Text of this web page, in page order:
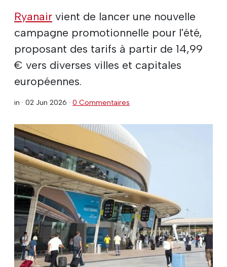
Ryanair vient de lancer une nouvelle
campagne promotionnelle pour l'été,
proposant des tarifs à partir de 14,99
€ vers diverses villes et capitales
européennes.
in · 02 Jun 2026 · 0 Commentaires